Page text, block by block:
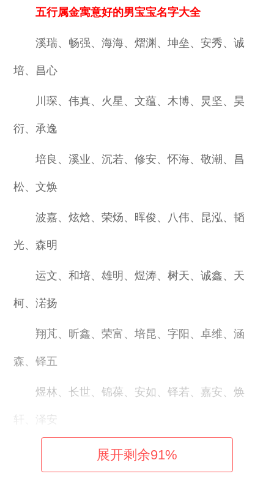
五行属金寓意好的男宝宝名字大全
溪瑞、畅强、海海、熠渊、坤垒、安秀、诚
培、昌心
川琛、伟真、火星、文蕴、木博、炅坚、昊
衍、承逸
培良、溪业、沉若、修安、怀海、敬潮、昌
松、文焕
波嘉、炫焓、荣炀、晖俊、八伟、昆泓、韬
光、森明
运文、和培、雄明、煜涛、树天、诚鑫、天
柯、渃扬
翔芃、昕鑫、荣富、培昆、字阳、卓维、涵
森、铎五
煜林、长世、锦葆、安如、铎若、嘉安、焕
轩、泽安
维修、木梓、慈持、土铎、彭起、然明、龙
展开剩余91%